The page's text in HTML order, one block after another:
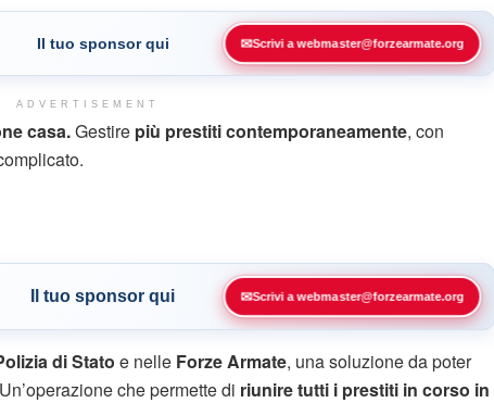
Il tuo sponsor qui ✉Scrivi a webmaster@forzearmate.org
ADVERTISEMENT
casa.Gestire più prestiti contemporaneamente, con
Il tuo sponsor qui ✉Scrivi a webmaster@forzearmate.org
di Stato e nelle Forze Armate, una soluzione da poter
che permette di riunire tutti i prestiti in corso in